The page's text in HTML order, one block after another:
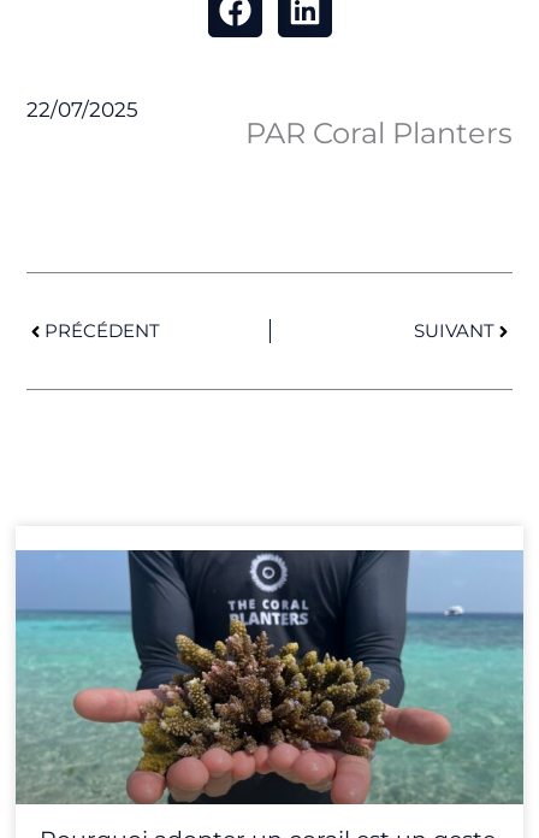
22/07/2025
PAR Coral Planters
PRÉCÉDENT SUIVANT